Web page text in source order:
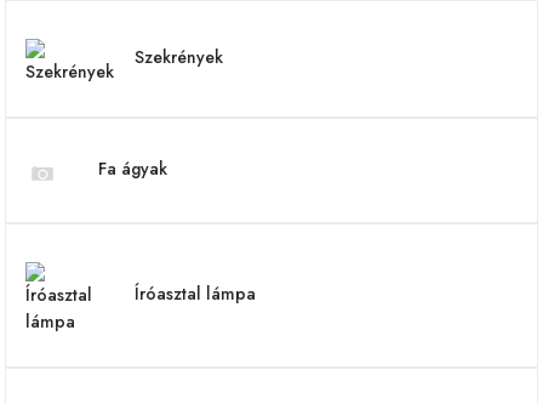
Szekrények
Fa ágyak
Íróasztal lámpa